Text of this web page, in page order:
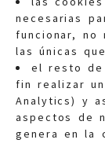
necesarias
funcionar, no
las únicas
el resto de
fin realizar
Analytics) y
aspectos de
genera en la